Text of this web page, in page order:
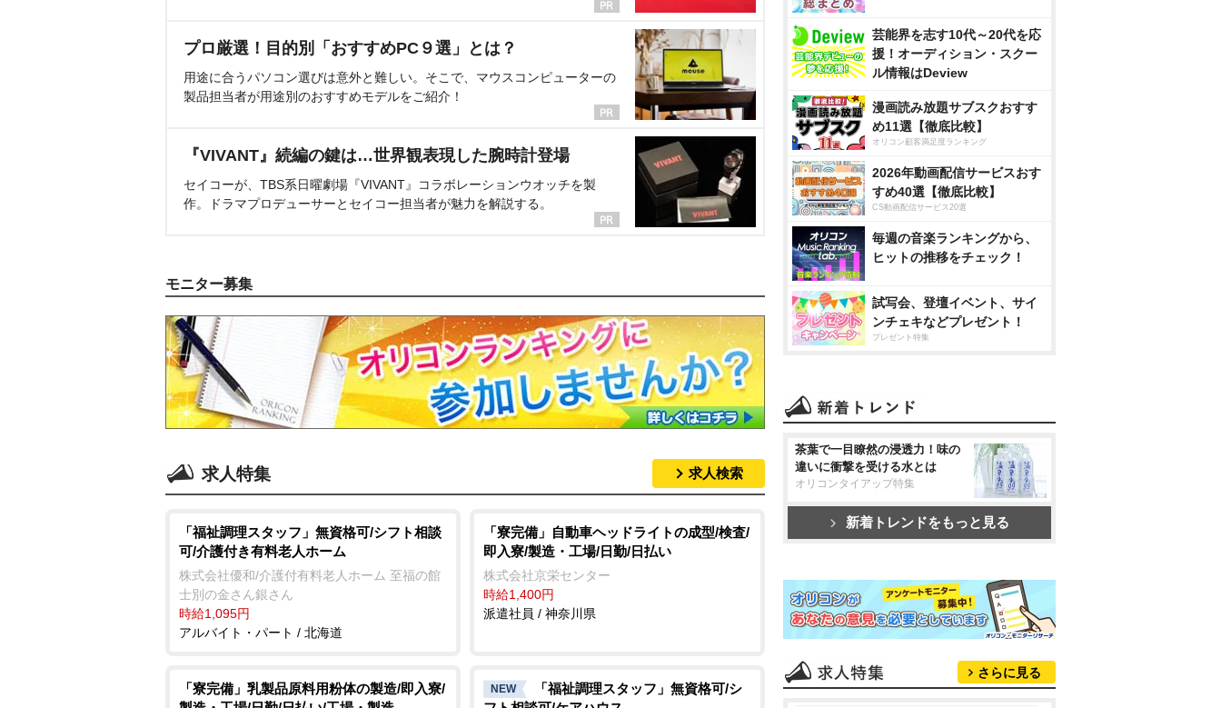
プロ厳選！目的別「おすすめPC９選」とは？
用途に合うパソコン選びは意外と難しい。そこで、マウスコンピューターの
製品担当者が用途別のおすすめモデルをご紹介！
『VIVANT』続編の鍵は…世界観表現した腕時計登場
セイコーが、TBS系日曜劇場『VIVANT』コラボレーションウオッチを製
作。ドラマプロデューサーとセイコー担当者が魅力を解説する。
モニター募集
求人特集 求人検索
「福祉調理スタッフ」無資格可/シフト相談
可/介護付き有料老人ホーム
株式会社優和/介護付有料老人ホーム 至福の館
士別の金さん銀さん
時給1,095円
アルバイト・パート / 北海道
「寮完備」自動車ヘッドライトの成型/検査/
即入寮/製造・工場/日勤/日払い
株式会社京栄センター
時給1,400円
派遣社員 / 神奈川県
「寮完備」乳製品原料用粉体の製造/即入寮/
NEW
「福祉調理スタッフ」無資格可/シ
芸能界を志す10代～20代を応
援！オーディション・スクー
ル情報はDeview
漫画読み放題サブスクおすす
め11選【徹底比較】
オリコン顧客満足度ランキング
2026年動画配信サービスおす
すめ40選【徹底比較】
CS動画配信サービス20選
毎週の音楽ランキングから、
ヒットの推移をチェック！
試写会、登壇イベント、サイ
ンチェキなどプレゼント！
プレゼント特集
茶葉で一目瞭然の浸透力！味の
違いに衝撃を受ける水とは
オリコンタイアップ特集
新着トレンドをもっと見る
さらに見る